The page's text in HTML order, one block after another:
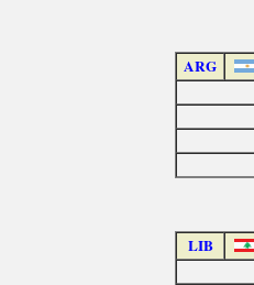
ARG
LIB